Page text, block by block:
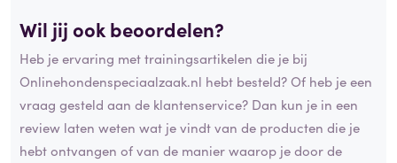
Wil jij ook beoordelen?
Heb je ervaring met trainingsartikelen die je bij
Onlinehondenspeciaalzaak.nl hebt besteld? Of heb je een
vraag gesteld aan de klantenservice? Dan kun je in een
review laten weten wat je vindt van de producten die je
hebt ontvangen of van de manier waarop je door de